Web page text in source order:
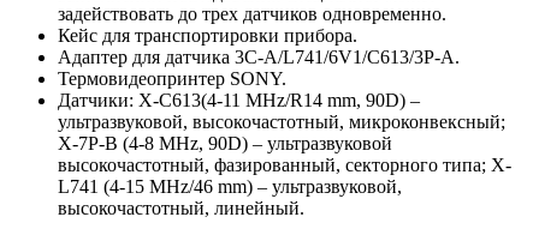
задействовать до трех датчиков одновременно.
Кейс для транспортировки прибора.
Адаптер для датчика 3C-A/L741/6V1/C613/3P-A.
Термовидеопринтер SONY.
Датчики: X-С613(4-11 MHz/R14 mm, 90D) –
ультразвуковой, высокочастотный, микроконвексный;
X-7P-B (4-8 MHz, 90D) – ультразвуковой
высокочастотный, фазированный, секторного типа; X-
L741 (4-15 MHz/46 mm) – ультразвуковой,
высокочастотный, линейный.